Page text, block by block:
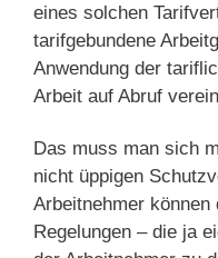
eines solchen
tarifgebundene
Anwendung der
Arbeit auf Abruf
Das muss man sich
nicht üppigen
Arbeitnehmer
Regelungen – die ja